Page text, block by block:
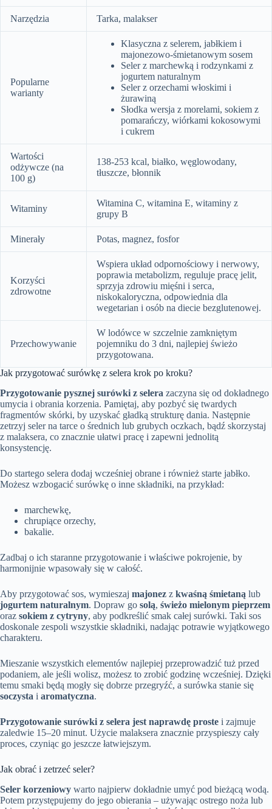
Narzędzia Tarka, malakser
Popularne
warianty
Klasyczna z selerem, jabłkiem i
majonezowo-śmietanowym sosem
Seler z marchewką i rodzynkami z
jogurtem naturalnym
Seler z orzechami włoskimi i
żurawiną
Słodka wersja z morelami, sokiem z
pomarańczy, wiórkami kokosowymi
i cukrem
Wartości
odżywcze (na
100 g)
138-253 kcal, białko, węglowodany,
tłuszcze, błonnik
Witaminy
Witamina C, witamina E, witaminy z
grupy B
Minerały Potas, magnez, fosfor
Korzyści
zdrowotne
Wspiera układ odpornościowy i nerwowy,
poprawia metabolizm, reguluje pracę jelit,
sprzyja zdrowiu mięśni i serca,
niskokaloryczna, odpowiednia dla
wegetarian i osób na diecie bezglutenowej.
Przechowywanie
W lodówce w szczelnie zamkniętym
pojemniku do 3 dni, najlepiej świeżo
przygotowana.
Jak przygotować surówkę z selera krok po kroku?
Przygotowanie pysznej surówki z selera zaczyna się od dokładnego
umycia i obrania korzenia. Pamiętaj, aby pozbyć się twardych
fragmentów skórki, by uzyskać gładką strukturę dania. Następnie
zetrzyj seler na tarce o średnich lub grubych oczkach, bądź skorzystaj
z malaksera, co znacznie ułatwi pracę i zapewni jednolitą
konsystencję.
Do startego selera dodaj wcześniej obrane i również starte jabłko.
Możesz wzbogacić surówkę o inne składniki, na przykład:
marchewkę,
chrupiące orzechy,
bakalie.
Zadbaj o ich staranne przygotowanie i właściwe pokrojenie, by
harmonijnie wpasowały się w całość.
Aby przygotować sos, wymieszaj majonez z kwaśną śmietaną lub
jogurtem naturalnym. Dopraw go solą, świeżo mielonym pieprzem
oraz sokiem z cytryny, aby podkreślić smak całej surówki. Taki sos
doskonale zespoli wszystkie składniki, nadając potrawie wyjątkowego
charakteru.
Mieszanie wszystkich elementów najlepiej przeprowadzić tuż przed
podaniem, ale jeśli wolisz, możesz to zrobić godzinę wcześniej. Dzięki
temu smaki będą mogły się dobrze przegryźć, a surówka stanie się
soczysta i aromatyczna.
Przygotowanie surówki z selera jest naprawdę proste i zajmuje
zaledwie 15–20 minut. Użycie malaksera znacznie przyspieszy cały
proces, czyniąc go jeszcze łatwiejszym.
Jak obrać i zetrzeć seler?
Seler korzeniowy warto najpierw dokładnie umyć pod bieżącą wodą.
Potem przystępujemy do jego obierania – używając ostrego noża lub